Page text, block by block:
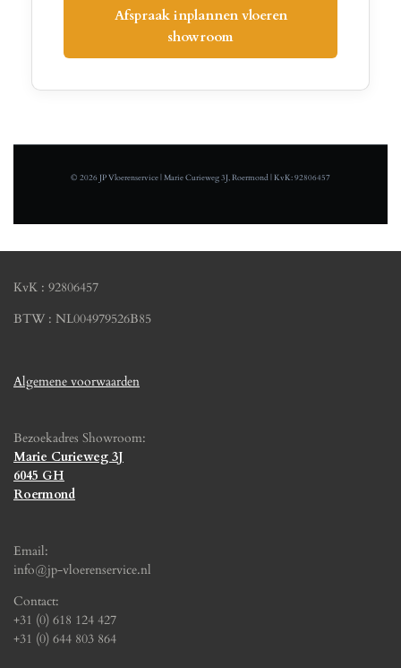
Afspraak inplannen vloeren
showroom
© 2026 JP Vloerenservice | Marie Curieweg 3J, Roermond | KvK: 92806457
KvK : 92806457
BTW : NL004979526B85
Algemene voorwaarden
Bezoekadres Showroom:
Marie Curieweg 3J
6045 GH
Roermond
Email:
info@jp-vloerenservice.nl
Contact:
+31 (0) 618 124 427
+31 (0) 644 803 864